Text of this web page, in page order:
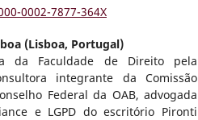
0002-7877-364X
(Lisboa, Portugal)
da Faculdade de Direito pela
integrante da Comissão
Federal da OAB, advogada
e LGPD do escritório Pironti